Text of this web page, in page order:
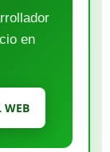
en
WEB